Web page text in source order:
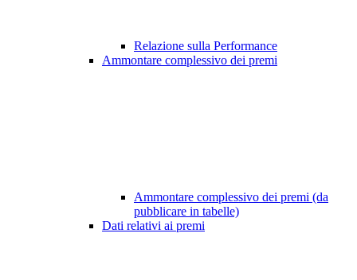
Relazione sulla Performance
Ammontare complessivo dei premi
Ammontare complessivo dei premi (da
pubblicare in tabelle)
Dati relativi ai premi